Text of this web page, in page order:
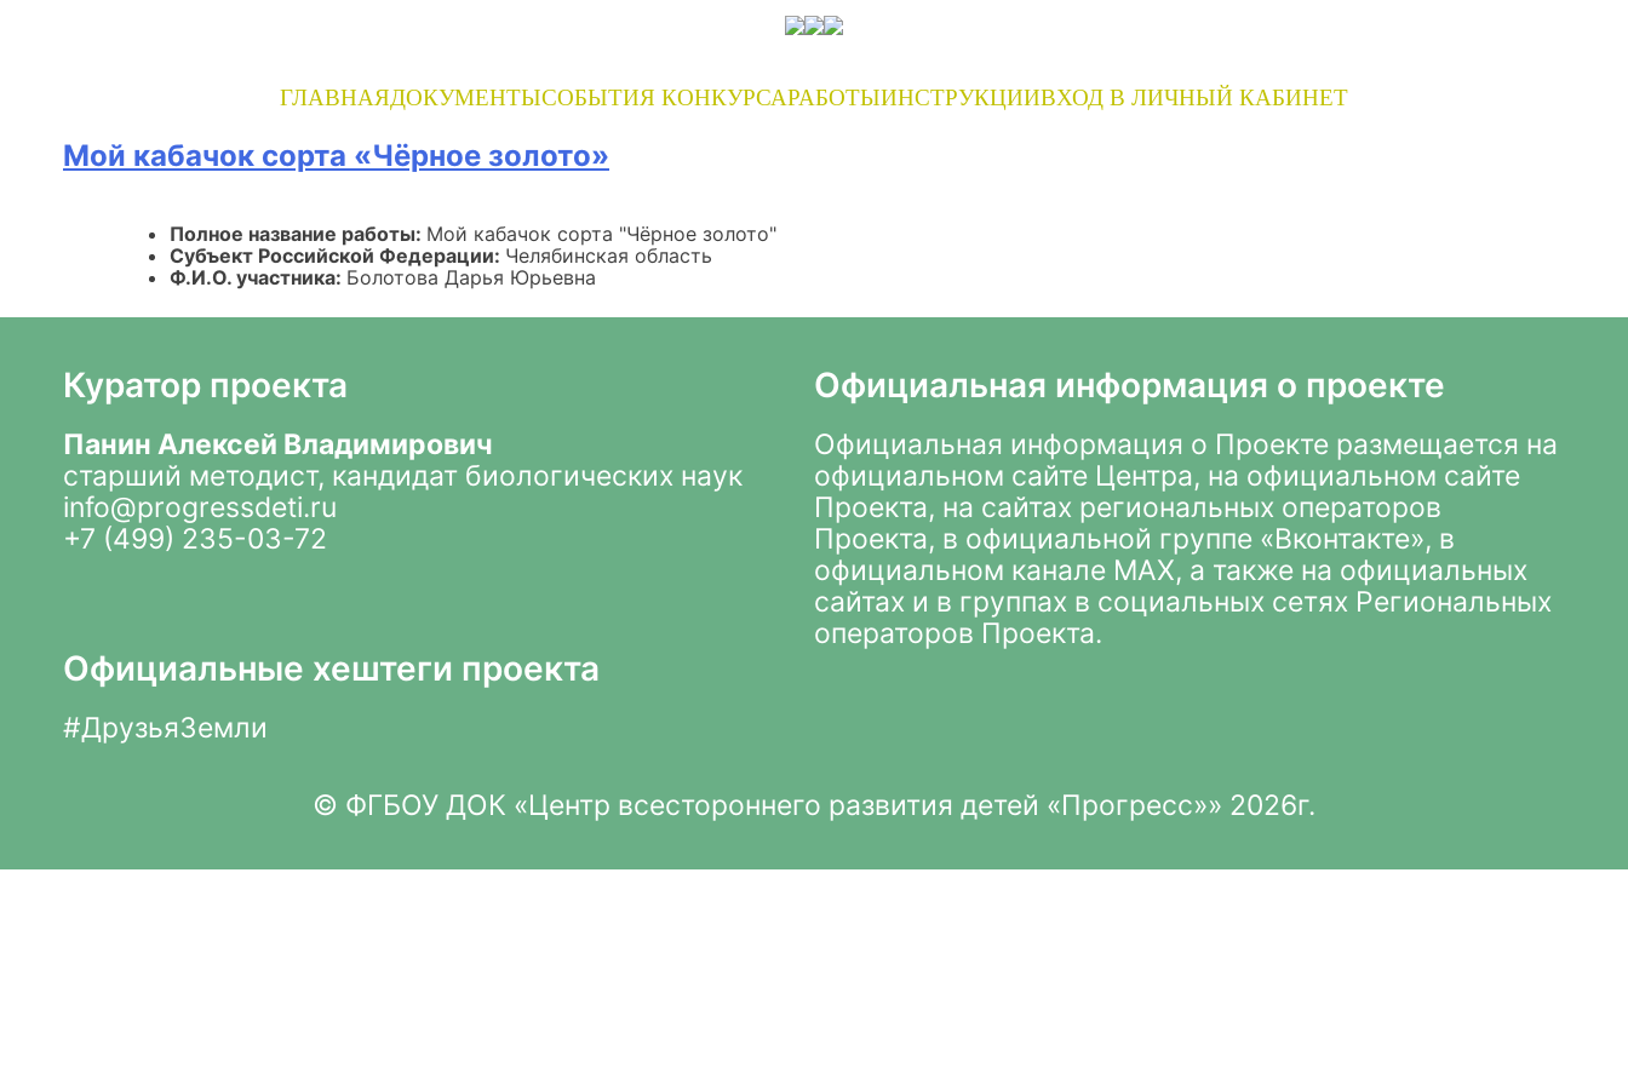
ГЛАВНАЯДОКУМЕНТЫСОБЫТИЯ КОНКУРСАРАБОТЫИНСТРУКЦИИВХОД В ЛИЧНЫЙ КАБИНЕТ
Мой кабачок сорта «Чёрное золото»
Полное название работы: Мой кабачок сорта "Чёрное золото"
Субъект Российской Федерации: Челябинская область
Ф.И.О. участника: Болотова Дарья Юрьевна
Куратор проекта Официальная информация о проекте
Панин Алексей Владимирович
старший методист, кандидат биологических наук
info@progressdeti.ru
+7 (499) 235-03-72
Официальная информация о Проекте размещается на
официальном сайте Центра, на официальном сайте
Проекта, на сайтах региональных операторов
Проекта, в официальной группе «Вконтакте», в
официальном канале MAX, а также на официальных
сайтах и в группах в социальных сетях Региональных
операторов Проекта.
Официальные хештеги проекта
#ДрузьяЗемли
© ФГБОУ ДОК «Центр всестороннего развития детей «Прогресс»» 2026г.